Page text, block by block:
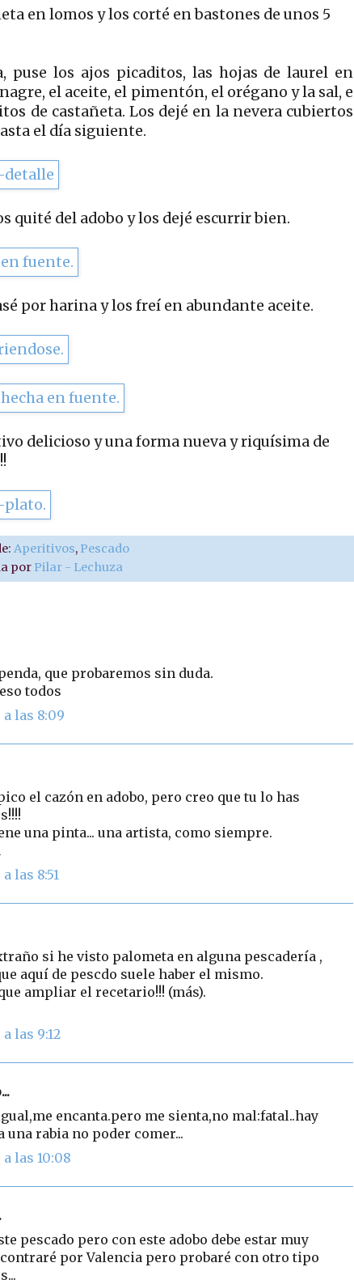
en lomos y los corté en bastones de unos 5
puse los ajos picaditos, las hojas de laurel en
el aceite, el pimentón, el orégano y la sal, e
de castañeta. Los dejé en la nevera cubiertos
el día siguiente.
quité del adobo y los dejé escurrir bien.
por harina y los freí en abundante aceite.
delicioso y una forma nueva y riquísima de
Aperitivos, Pescado
por Pilar - Lechuza
que probaremos sin duda.
todos
a las 8:09
el cazón en adobo, pero creo que tu lo has
una pinta... una artista, como siempre.
las 8:51
si he visto palometa en alguna pescadería ,
aquí de pescdo suele haber el mismo.
ampliar el recetario!!! (más).
las 9:12
encanta.pero me sienta,no mal:fatal..hay
una rabia no poder comer...
a las 10:08
pescado pero con este adobo debe estar muy
por Valencia pero probaré con otro tipo